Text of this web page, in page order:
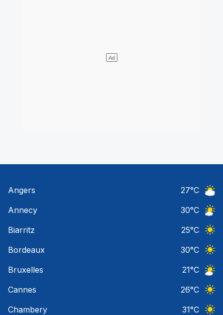
Angers 27°C
Annecy
30°C
Biarritz
25°C
Bordeaux
30°C
Bruxelles
21°C
Cannes
26°C
Chambery
31°C